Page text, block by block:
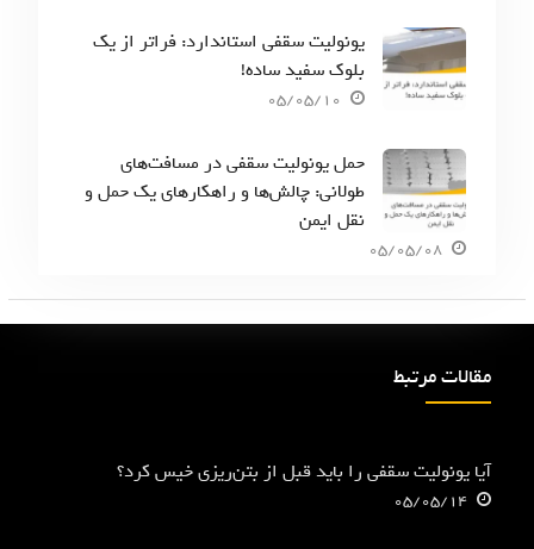
یونولیت سقفی استاندارد: فراتر از یک
بلوک سفید ساده!
05/05/10
حمل یونولیت سقفی در مسافت‌های
طولانی: چالش‌ها و راهکارهای یک حمل و
نقل ایمن
05/05/08
مقالات مرتبط
آیا یونولیت سقفی را باید قبل از بتن‌ریزی خیس کرد؟
05/05/14